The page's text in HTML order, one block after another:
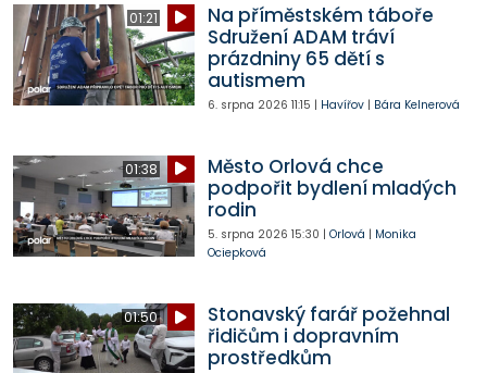
01:21
Na příměstském táboře
Sdružení ADAM tráví
prázdniny 65 dětí s
autismem
6. srpna 2026 11:15 | Havířov| Bára Kelnerová
01:38
Město Orlová chce
podpořit bydlení mladých
rodin
5. srpna 2026 15:30 | Orlová | Monika
Ociepková
01:50
Stonavský farář požehnal
řidičům i dopravním
prostředkům